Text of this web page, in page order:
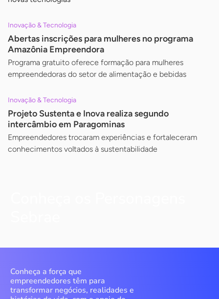
Inovação & Tecnologia
Abertas inscrições para mulheres no programa
Amazônia Empreendora
Programa gratuito oferece formação para mulheres
empreendedoras do setor de alimentação e bebidas
Inovação & Tecnologia
Projeto Sustenta e Inova realiza segundo
intercâmbio em Paragominas
Empreendedores trocaram experiências e fortaleceram
conhecimentos voltados à sustentabilidade
Conheça a força que
empreendedores têm para
transformar negócios, realidades e